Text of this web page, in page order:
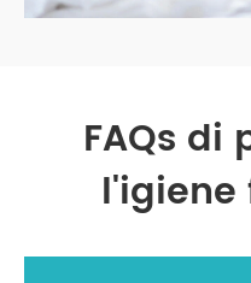
FAQs di